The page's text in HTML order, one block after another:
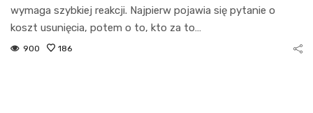
wymaga szybkiej reakcji. Najpierw pojawia się pytanie o
koszt usunięcia, potem o to, kto za to…
900 186